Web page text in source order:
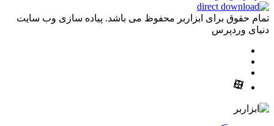
تمام حقوق برای ابزاربر محفوظ می باشد. پیاده سازی وب سایت
دنیای وردپرس